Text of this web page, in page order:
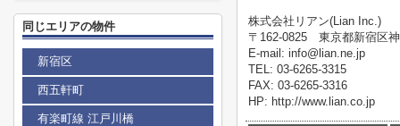
株式会社リアン(Lian Inc.)
〒162-0825 東京都新宿区
E-mail: info@lian.ne.jp
TEL: 03-6265-3315
FAX: 03-6265-3316
HP: http://www.lian.co.jp
同じエリアの物件
新宿区
西五軒町
有楽町線 江戸川橋